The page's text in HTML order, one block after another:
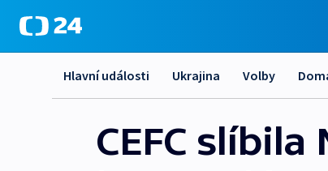
Hlavní události Ukrajina Volby
CEFC